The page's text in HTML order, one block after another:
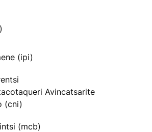
(ipi)
Avincatsarite
(cni)
(mcb)